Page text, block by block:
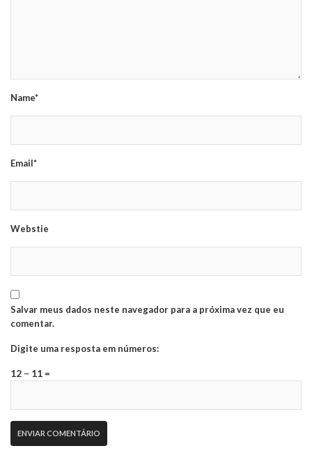
Name*
Email*
Webstie
Salvar meus dados neste navegador para a próxima vez que eu
comentar.
Digite uma resposta em números:
12 − 11 =